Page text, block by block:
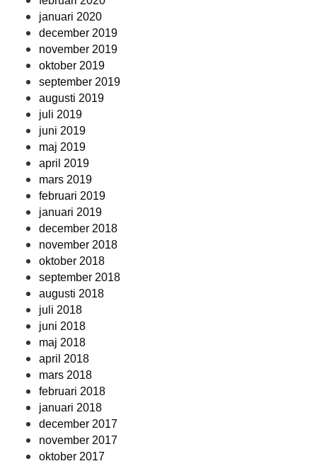
januari 2020
december 2019
november 2019
oktober 2019
september 2019
augusti 2019
juli 2019
juni 2019
maj 2019
april 2019
mars 2019
februari 2019
januari 2019
december 2018
november 2018
oktober 2018
september 2018
augusti 2018
juli 2018
juni 2018
maj 2018
april 2018
mars 2018
februari 2018
januari 2018
december 2017
november 2017
oktober 2017